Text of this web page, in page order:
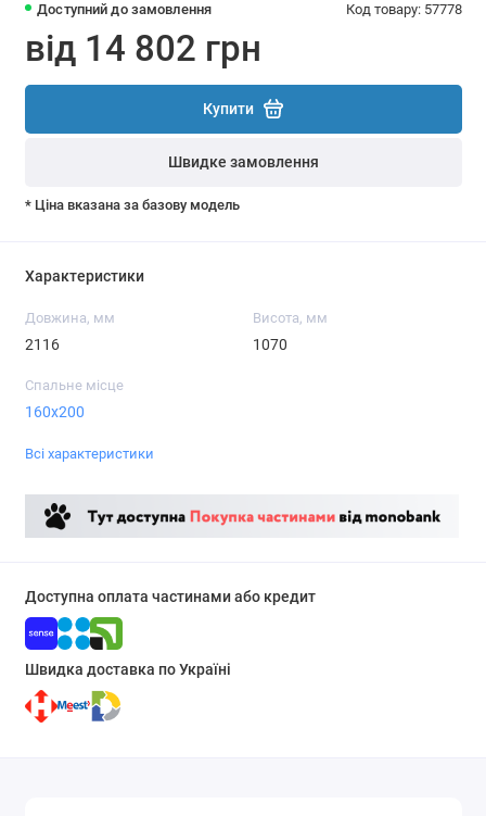
Доступний до замовлення Код товару: 57778
від 14 802 грн
Купити
Швидке замовлення
* Ціна вказана за базову модель
Характеристики
Довжина, мм
2116
Висота, мм
1070
Спальне місце
160x200
Всі характеристики
Доступна оплата частинами або кредит
Швидка доставка по Україні